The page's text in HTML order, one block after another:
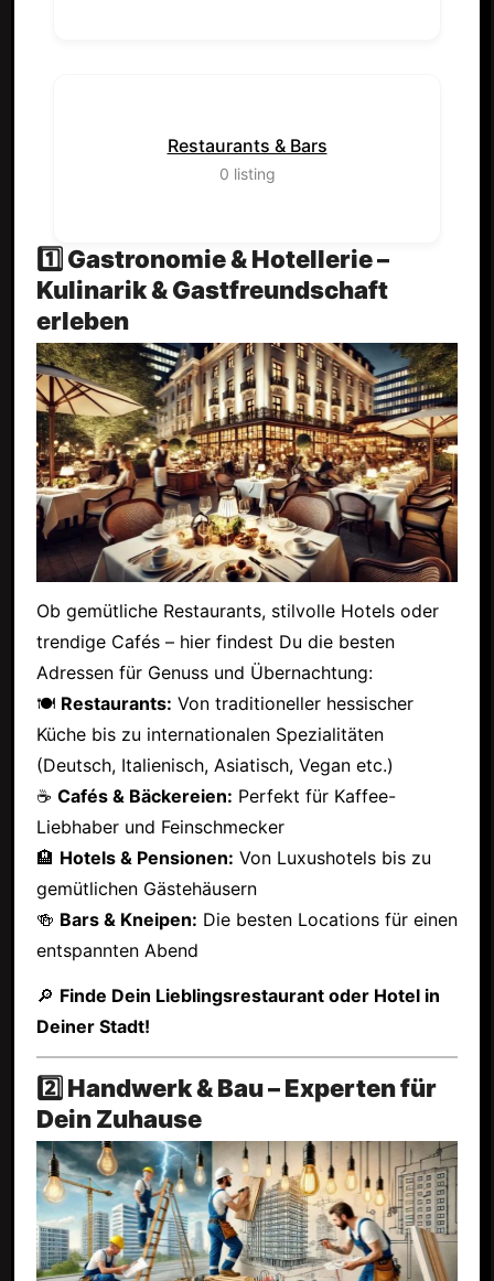
Restaurants & Bars
0 listing
1️⃣ Gastronomie & Hotellerie –
Kulinarik & Gastfreundschaft
erleben
Ob gemütliche Restaurants, stilvolle Hotels oder
trendige Cafés – hier findest Du die besten
Adressen für Genuss und Übernachtung:
🍽 Restaurants: Von traditioneller hessischer
Küche bis zu internationalen Spezialitäten
(Deutsch, Italienisch, Asiatisch, Vegan etc.)
☕ Cafés & Bäckereien: Perfekt für Kaffee-
Liebhaber und Feinschmecker
🏨 Hotels & Pensionen: Von Luxushotels bis zu
gemütlichen Gästehäusern
🍻 Bars & Kneipen: Die besten Locations für einen
entspannten Abend
🔎 Finde Dein Lieblingsrestaurant oder Hotel in
Deiner Stadt!
2️⃣ Handwerk & Bau – Experten für
Dein Zuhause